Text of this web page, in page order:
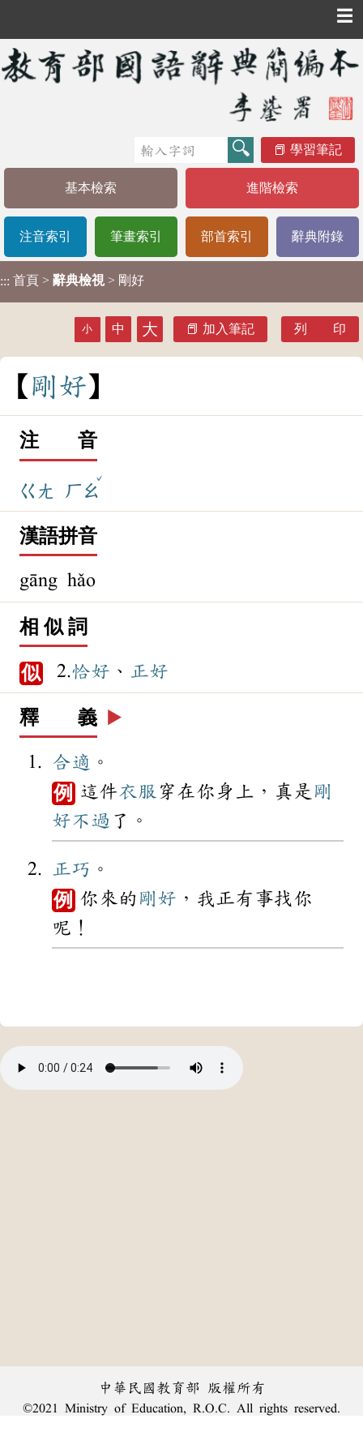
☰
學習筆記
基本檢索 進階檢索
注音索引 筆畫索引 部首索引 辭典附錄
::: 首頁 > 辭典檢視 > 剛好
小 中 大 加入筆記 列 印
剛好
注 音
ㄍㄤ ㄏㄠ
ˇ
漢語拼音
gāng hǎo
相 似 詞
似 2.恰好 、 正好
釋 義 ▶️
合適 。
例 這件衣服 穿在你身上，真是 剛
好不過 了。
正巧 。
例 你來的 剛好 ，我正有事找你
呢！
中華民國教育部 版權所有
©2021 Ministry of Education, R.O.C. All rights reserved.